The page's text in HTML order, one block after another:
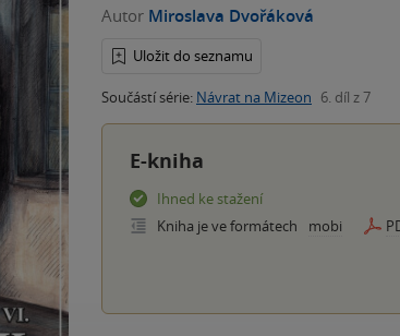
Autor Miroslava Dvořáková
Uložit do seznamu
Součástí série: Návrat na Mizeon 6. díl z 7
E-kniha
Ihned ke stažení
Kniha je ve formátech
mobi